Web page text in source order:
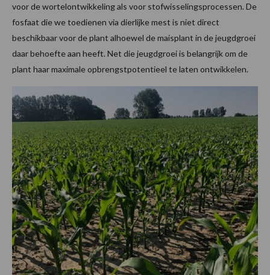
voor de wortelontwikkeling als voor stofwisselingsprocessen. De
fosfaat die we toedienen via dierlijke mest is niet direct
beschikbaar voor de plant alhoewel de maisplant in de jeugdgroei
daar behoefte aan heeft. Net die jeugdgroei is belangrijk om de
plant haar maximale opbrengstpotentieel te laten ontwikkelen.